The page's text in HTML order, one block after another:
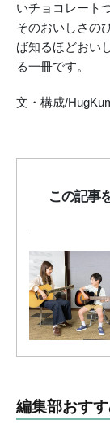
いチョコレート
そのおいしさの
ば知るほどおい
る一冊です。
文・構成/
この記事
編集部おす